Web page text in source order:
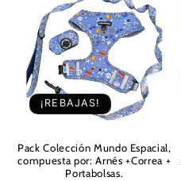
¡REBAJAS!
Pack Colección Mundo Espacial,
compuesta por: Arnés +Correa +
Portabolsas.